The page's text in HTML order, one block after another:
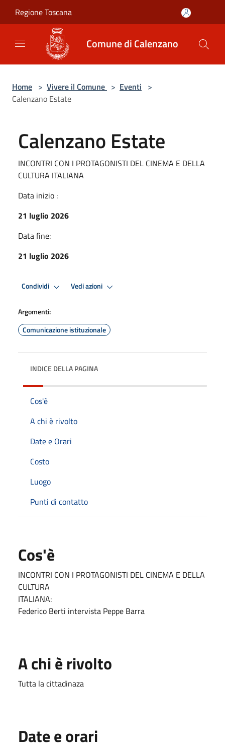
Regione Toscana
Comune di Calenzano
Home > Vivere il Comune > Eventi >
Calenzano Estate
Calenzano Estate
INCONTRI CON I PROTAGONISTI DEL CINEMA E DELLA
CULTURA ITALIANA
Data inizio :
21 luglio 2026
Data fine:
21 luglio 2026
Condividi Vedi azioni
Argomenti:
Comunicazione istituzionale
INDICE DELLA PAGINA
Cos'è
A chi è rivolto
Date e Orari
Costo
Luogo
Punti di contatto
Cos'è
INCONTRI CON I PROTAGONISTI DEL CINEMA E DELLA
CULTURA
ITALIANA:
Federico Berti intervista Peppe Barra
A chi è rivolto
Tutta la cittadinaza
Date e orari